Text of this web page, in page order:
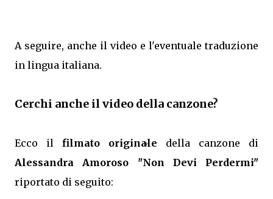
A seguire, anche il video e l'eventuale traduzione
in lingua italiana.
Cerchi anche il video della canzone?
Ecco il filmato originale della canzone di
Alessandra Amoroso "Non Devi Perdermi"
riportato di seguito: